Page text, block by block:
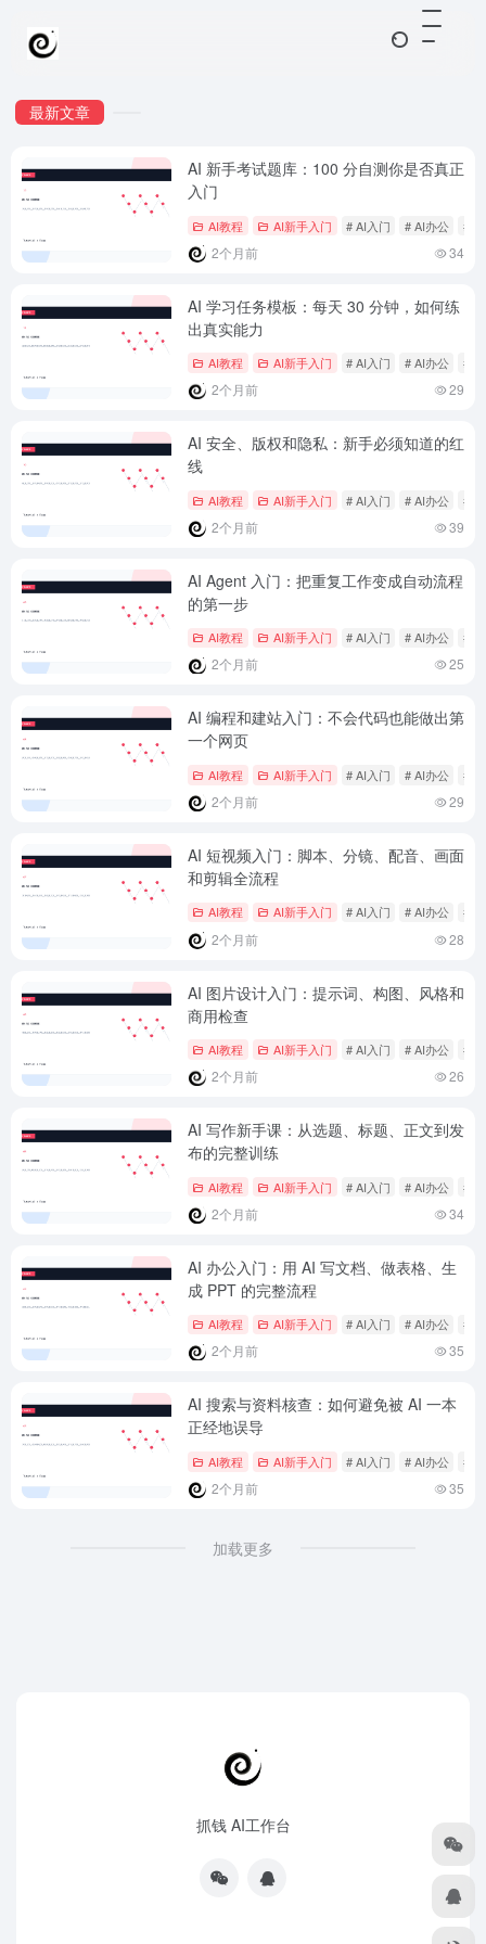
最新文章
AI 新手考试题库：100 分自测你是否真正
入门
AI教程 AI新手入门 # AI入门 # AI办公 #
2个月前 34
AI 学习任务模板：每天 30 分钟，如何练
出真实能力
AI教程 AI新手入门 # AI入门 # AI办公 #
2个月前 29
AI 安全、版权和隐私：新手必须知道的红
线
AI教程 AI新手入门 # AI入门 # AI办公 #
2个月前 39
AI Agent 入门：把重复工作变成自动流程
的第一步
AI教程 AI新手入门 # AI入门 # AI办公 #
2个月前 25
AI 编程和建站入门：不会代码也能做出第
一个网页
AI教程 AI新手入门 # AI入门 # AI办公 #
2个月前 29
AI 短视频入门：脚本、分镜、配音、画面
和剪辑全流程
AI教程 AI新手入门 # AI入门 # AI办公 #
2个月前 28
AI 图片设计入门：提示词、构图、风格和
商用检查
AI教程 AI新手入门 # AI入门 # AI办公 #
2个月前 26
AI 写作新手课：从选题、标题、正文到发
布的完整训练
AI教程 AI新手入门 # AI入门 # AI办公 #
2个月前 34
AI 办公入门：用 AI 写文档、做表格、生
成 PPT 的完整流程
AI教程 AI新手入门 # AI入门 # AI办公 #
2个月前 35
AI 搜索与资料核查：如何避免被 AI 一本
正经地误导
AI教程 AI新手入门 # AI入门 # AI办公 #
2个月前 35
加载更多
抓钱 AI工作台